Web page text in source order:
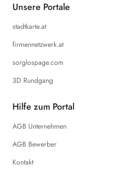
Unsere Portale
stadtkarte.at
firmennetzwerk.at
sorglospage.com
3D Rundgang
Hilfe zum Portal
AGB Unternehmen
AGB Bewerber
Kontakt